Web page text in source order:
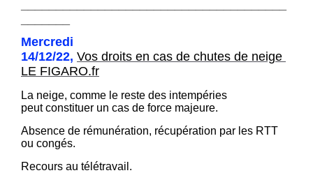
Mercredi
14/12/22, Vos droits en cas de chutes de neige
LE FIGARO.fr
La neige, comme le reste des intempéries
peut constituer un cas de force majeure.
Absence de rémunération, récupération par les RTT
ou congés.
Recours au télétravail.